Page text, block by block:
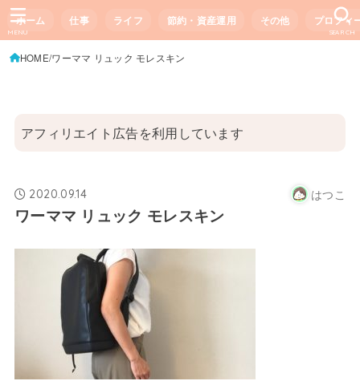
ホーム 仕事 ライフ 節約・資産運用 その他 プロフィ
SEARCH
MENU
HOME ワーママ リュック モレスキン
アフィリエイト広告を利用しています
2020.09.14 はつこ
ワーママ リュック モレスキン